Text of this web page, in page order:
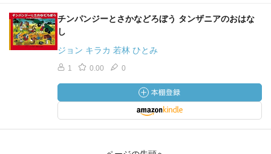
チンパンジーとさかなどろぼう タンザニアのおはな
し
ジョン キラカ 若林 ひとみ
1 0.00 0